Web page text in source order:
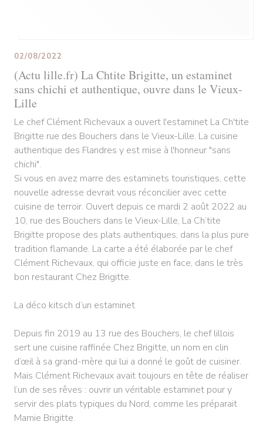
(Actu lille.fr) La Chtite Brigitte, un estaminet
sans chichi et authentique, ouvre dans le Vieux-
Lille
02/08/2022
Le chef Clément Richevaux a ouvert l'estaminet La Ch'tite
Brigitte rue des Bouchers dans le Vieux-Lille. La cuisine
authentique des Flandres y est mise à l'honneur "sans
chichi".
Si vous en avez marre des estaminets touristiques, cette
nouvelle adresse devrait vous réconcilier avec cette
cuisine de terroir. Ouvert depuis ce mardi 2 août 2022 au
10, rue des Bouchers dans le Vieux-Lille, La Ch’tite
Brigitte propose des plats authentiques, dans la plus pure
tradition flamande. La carte a été élaborée par le chef
Clément Richevaux, qui officie juste en face, dans le très
bon restaurant Chez Brigitte.
La déco kitsch d’un estaminet
Depuis fin 2019 au 13 rue des Bouchers, le chef lillois
sert une cuisine raffinée Chez Brigitte, un nom en clin
d’œil à sa grand-mère qui lui a donné le goût de cuisiner.
Mais Clément Richevaux avait toujours en tête de réaliser
l’un de ses rêves : ouvrir un véritable estaminet pour y
servir des plats typiques du Nord, comme les préparait
Mamie Brigitte.